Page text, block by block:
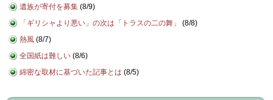
遺族が寄付を募集 (8/9)
「ギリシャより悪い」の次は「トラスの二の舞」
(8/8)
熱風 (8/7)
全国紙は難しい (8/6)
綿密な取材に基づいた記事とは (8/5)